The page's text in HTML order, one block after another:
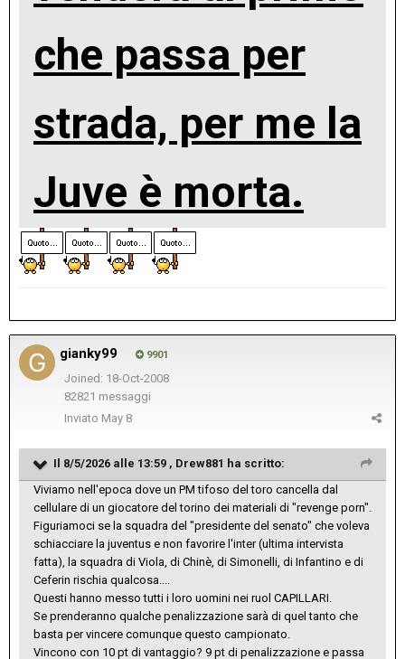
che passa per
strada, per me la
Juve è morta.
gianky99 9901
Joined: 18-Oct-2008
82821 messaggi
Inviato May 8
Il 8/5/2026 alle 13:59 , Drew881 ha scritto:
Viviamo nell'epoca dove un PM tifoso del toro cancella dal
cellulare di un giocatore del torino dei materiali di "revenge porn".
Figuriamoci se la squadra del "presidente del senato" che voleva
schiacciare la juventus e non favorire l'inter (ultima intervista
fatta), la squadra di Viola, di Chinè, di Simonelli, di Infantino e di
Ceferin rischia qualcosa....
Questi hanno messo tutti i loro uomini nei ruol CAPILLARI.
Se prenderanno qualche penalizzazione sarà di quel tanto che
basta per vincere comunque questo campionato.
Vincono con 10 pt di vantaggio? 9 pt di penalizzazione e passa